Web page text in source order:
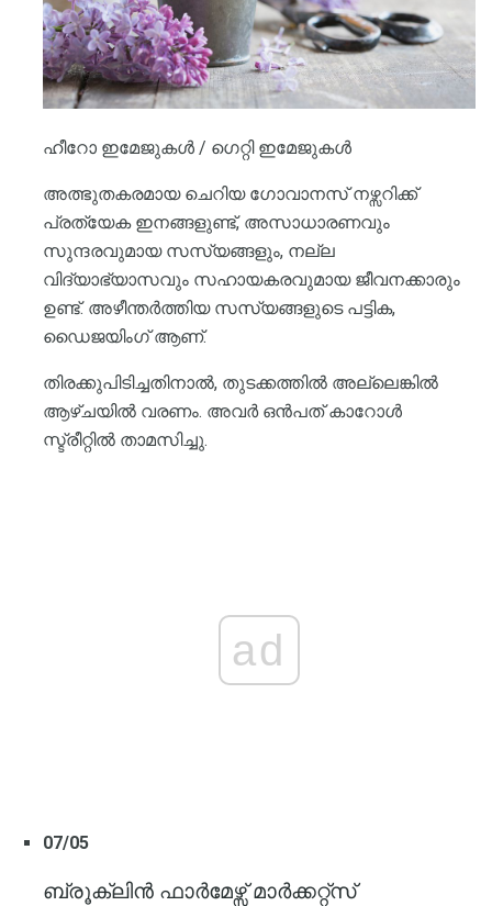
ഹീറോ ഇമേജുകൾ / ഗെറ്റി ഇമേജുകൾ
അത്ഭുതകരമായ ചെറിയ ഗോവാനസ് നഴ്സറിക്ക്
പ്രത്യേക ഇനങ്ങളുണ്ട്, അസാധാരണവും
സുന്ദരവുമായ സസ്യങ്ങളും, നല്ല
വിദ്യാഭ്യാസവും സഹായകരവുമായ ജീവനക്കാരും
ഉണ്ട്. അഴീന്തർത്തിയ സസ്യങ്ങളുടെ പട്ടിക,
ഡൈജയിംഗ് ആണ്.
തിരക്കുപിടിച്ചതിനാൽ, തുടക്കത്തിൽ അല്ലെങ്കിൽ
ആഴ്ചയിൽ വരണം. അവർ ഒൻപത് കാറോൾ
സ്ട്രീറ്റിൽ താമസിച്ചു.
ad
07/05
ബ്രൂക്ലിൻ ഫാർമേഴ്സ് മാർക്കറ്റ്സ്